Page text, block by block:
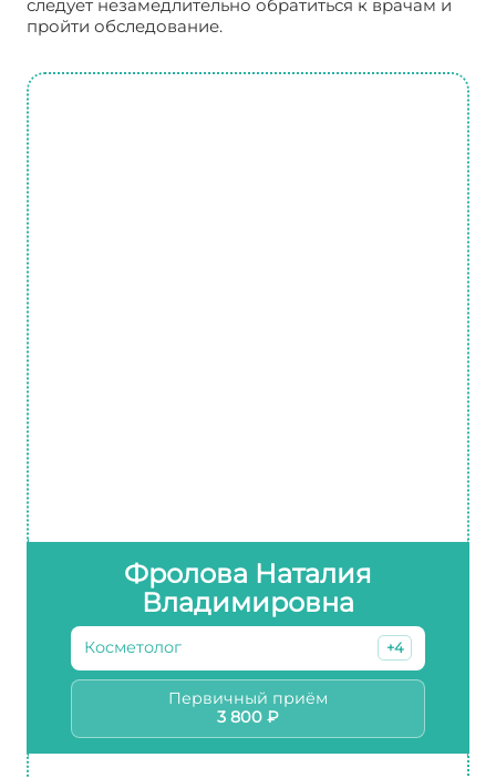
следует незамедлительно обратиться к врачам и
пройти обследование.
Фролова Наталия
Владимировна
Косметолог +4
Первичный приём
3 800 ₽